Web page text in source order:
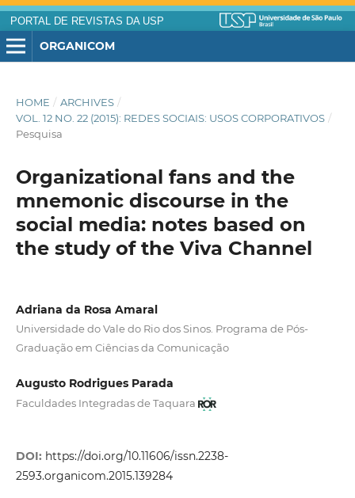
PORTAL DE REVISTAS DA USP
ORGANICOM
HOME / ARCHIVES /
VOL. 12 NO. 22 (2015): REDES SOCIAIS: USOS CORPORATIVOS /
Pesquisa
Organizational fans and the
mnemonic discourse in the
social media: notes based on
the study of the Viva Channel
Adriana da Rosa Amaral
Universidade do Vale do Rio dos Sinos. Programa de Pós-
Graduação em Ciências da Comunicação
Augusto Rodrigues Parada
Faculdades Integradas de Taquara
DOI: https://doi.org/10.11606/issn.2238-
2593.organicom.2015.139284